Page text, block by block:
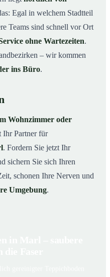
Egal in welchem Stadtteil
Teams sind schnell vor Ort
ohne Wartezeiten.
– wir kommen
ins Büro.
Wohnzimmer oder
Ihr Partner für
. Fordern Sie jetzt Ihr
sichern Sie sich Ihren
schonen Ihre Nerven und
Umgebung.